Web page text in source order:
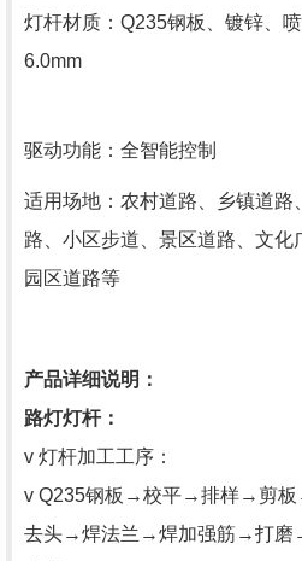
灯杆材质：Q235钢板、镀锌、
驱动功能：全智能控制
适用场地：农村道路、乡镇道路
路、小区步道、景区道路、文化
园区道路等
产品详细说明：
路灯灯杆：
v 灯杆加工工序：
v Q235钢板→校平→排样→剪
去头→焊法兰→焊加强筋→打